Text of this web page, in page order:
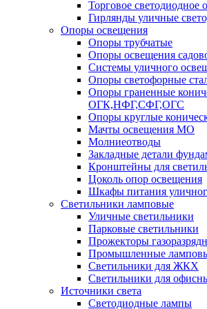
Торговое светодиодное
Гирлянды уличные
Опоры освещения
Опоры трубчатые
Опоры освещения
Системы уличного
Опоры светофорные
Опоры граненные
ОГК,НФГ,СФГ,ОГС
Опоры круглые
Мачты освещения МО
Молниеотводы
Закладные детали
Кронштейны для
Цоколь опор освещения
Шкафы питания
Светильники ламповые
Уличные светильники
Парковые светильники
Прожекторы
Промышленные
Светильники для ЖКХ
Светильники для
Источники света
Светодиодные лампы